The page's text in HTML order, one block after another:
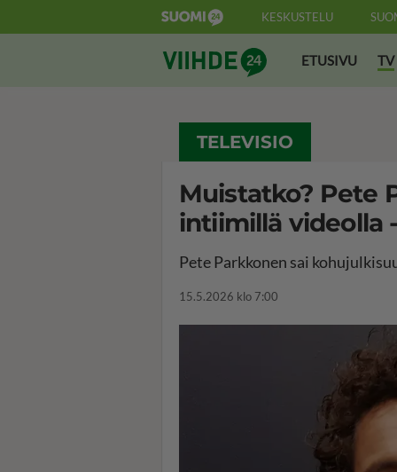
KESKUSTELU
Suomi24 ViihdeETUSIVU TV
TELEVISIO
Muistatko? Pete
intiimillä videolla
Pete Parkkonen sai
15.5.2026 klo 7:00